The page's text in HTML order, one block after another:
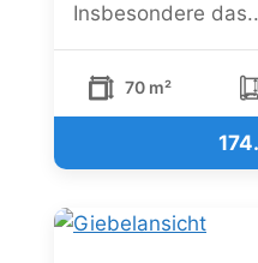
Insbesondere
70 m²